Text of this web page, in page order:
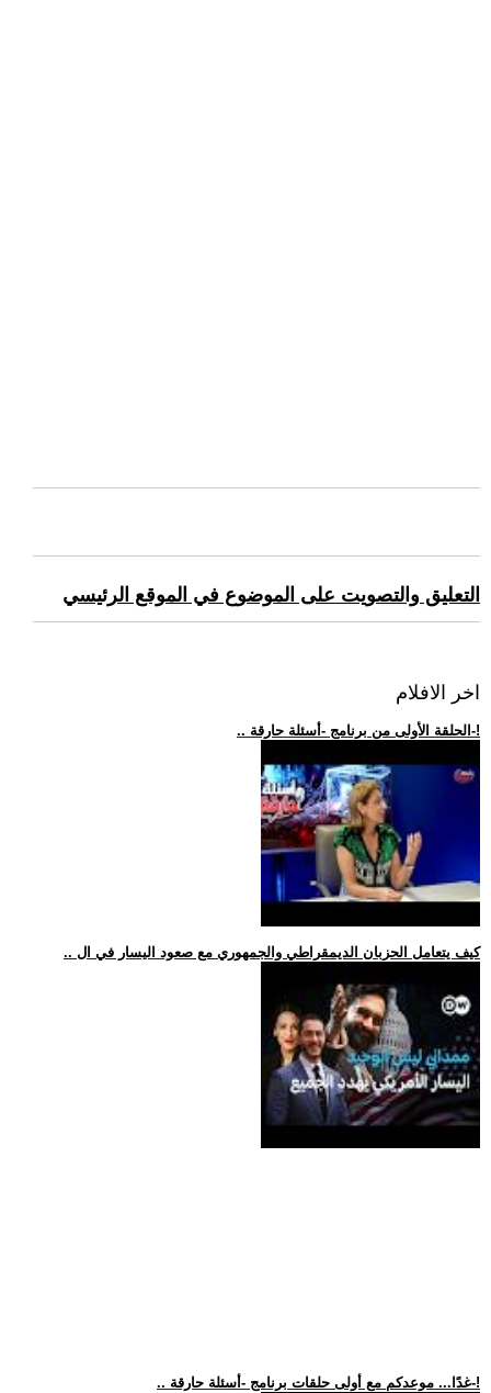
التعليق والتصويت على الموضوع في الموقع الرئيسي
اخر الافلام
.. الحلقة الأولى من برنامج -أسئلة حارقة-!
.. كيف يتعامل الحزبان الديمقراطي والجمهوري مع صعود اليسار في ال
.. غدًا... موعدكم مع أولى حلقات برنامج -أسئلة حارقة-!